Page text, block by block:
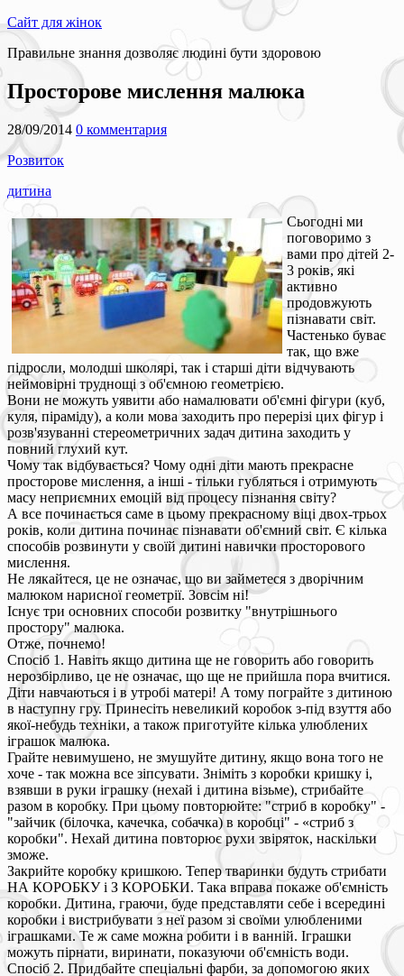
Сайт для жінок
Правильне знання дозволяє людині бути здоровою
Просторове мислення малюка
28/09/2014 0 комментария
Розвиток
дитина
Сьогодні ми
поговоримо з
вами про дітей 2-
3 років, які
активно
продовжують
пізнавати світ.
Частенько буває
так, що вже
підросли, молодші школярі, так і старші діти відчувають
неймовірні труднощі з об'ємною геометрією.
Вони не можуть уявити або намалювати об'ємні фігури (куб,
куля, піраміду), а коли мова заходить про перерізі цих фігур і
розв'язуванні стереометричних задач дитина заходить у
повний глухий кут.
Чому так відбувається? Чому одні діти мають прекрасне
просторове мислення, а інші - тільки губляться і отримують
масу неприємних емоцій від процесу пізнання світу?
А все починається саме в цьому прекрасному віці двох-трьох
років, коли дитина починає пізнавати об'ємний світ. Є кілька
способів розвинути у своїй дитині навички просторового
мислення.
Не лякайтеся, це не означає, що ви займетеся з дворічним
малюком нарисної геометрії. Зовсім ні!
Існує три основних способи розвитку "внутрішнього
простору" малюка.
Отже, почнемо!
Спосіб 1. Навіть якщо дитина ще не говорить або говорить
нерозбірливо, це не означає, що ще не прийшла пора вчитися.
Діти навчаються і в утробі матері! А тому пограйте з дитиною
в наступну гру. Принесіть невеликий коробок з-під взуття або
якої-небудь техніки, а також приготуйте кілька улюблених
іграшок малюка.
Грайте невимушено, не змушуйте дитину, якщо вона того не
хоче - так можна все зіпсувати. Зніміть з коробки кришку і,
взявши в руки іграшку (нехай і дитина візьме), стрибайте
разом в коробку. При цьому повторюйте: "стриб в коробку" -
"зайчик (білочка, качечка, собачка) в коробці" - «стриб з
коробки". Нехай дитина повторює рухи звіряток, наскільки
зможе.
Закрийте коробку кришкою. Тепер тваринки будуть стрибати
НА КОРОБКУ і З КОРОБКИ. Така вправа покаже об'ємність
коробки. Дитина, граючи, буде представляти себе і всередині
коробки і вистрибувати з неї разом зі своїми улюбленими
іграшками. Те ж саме можна робити і в ванній. Іграшки
можуть пірнати, виринати, показуючи об'ємність води.
Спосіб 2. Придбайте спеціальні фарби, за допомогою яких